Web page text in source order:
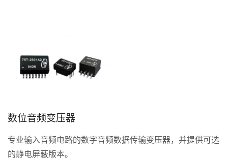
数位音频变压器
专业输入音频电路的数字音频数据传输变压器，并提供可选
的静电屏蔽版本。